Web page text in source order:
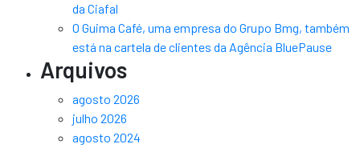
da Ciafal
O Guima Café, uma empresa do Grupo Bmg, também
está na cartela de clientes da Agência BluePause
Arquivos
agosto 2026
julho 2026
agosto 2024